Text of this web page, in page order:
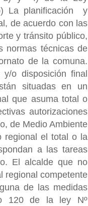
La planificación y
de acuerdo con las
y tránsito público,
normas técnicas de
de la comuna.
y/o disposición final
situadas en un
que asuma total o
autorizaciones
de Medio Ambiente
regional el total o la
a las tareas
El alcalde que no
regional competente
de las medidas
120 de la ley Nº